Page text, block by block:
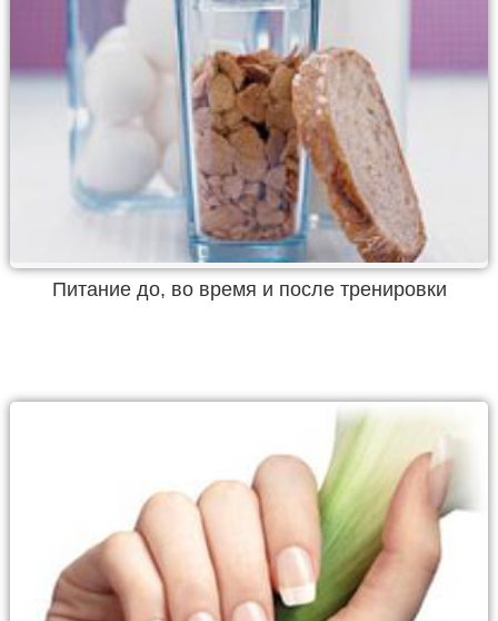
Питание до, во время и после тренировки